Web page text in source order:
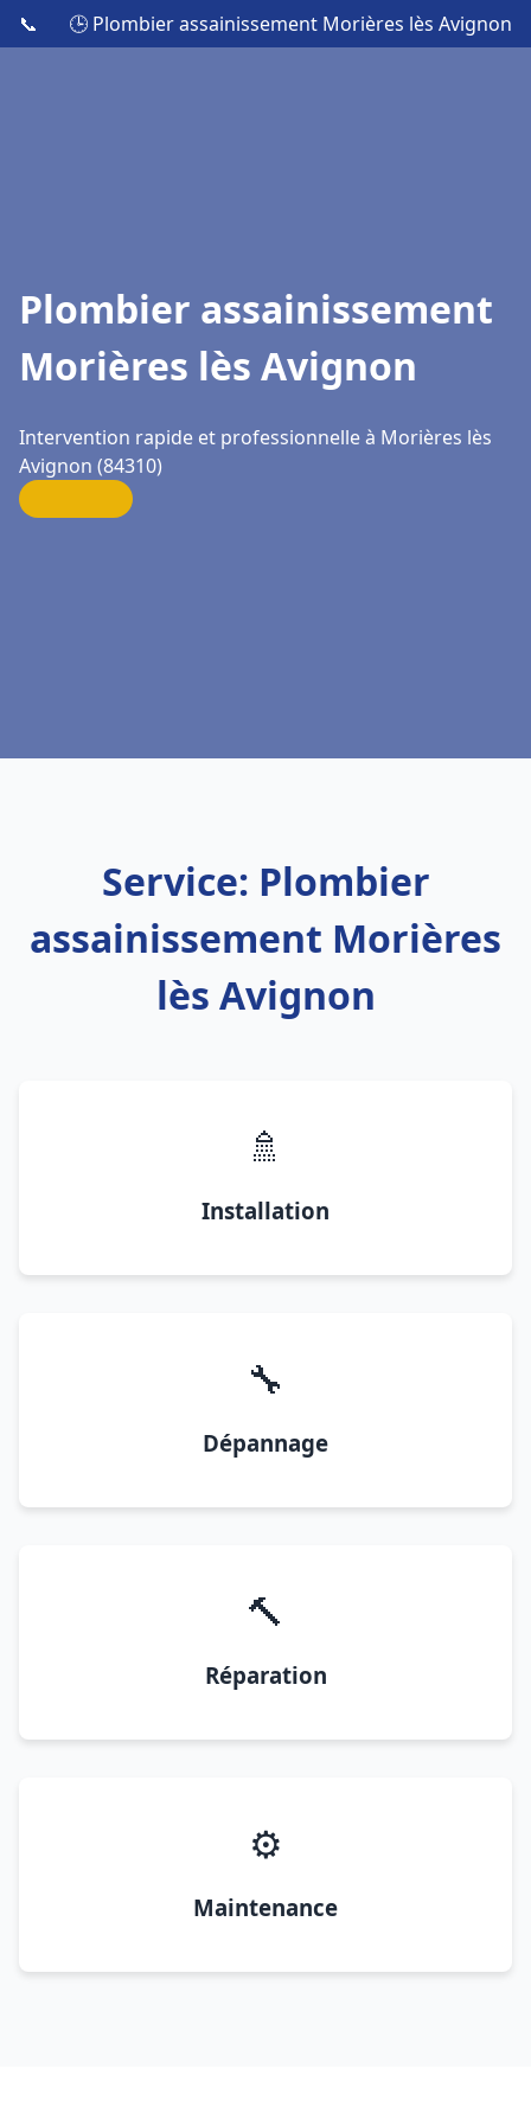
📞 🕒 Plombier assainissement Morières lès Avignon
Plombier assainissement
Morières lès Avignon
Intervention rapide et professionnelle à Morières lès
Avignon (84310)
Service: Plombier
assainissement Morières
lès Avignon
🚿
Installation
🔧
Dépannage
🔨
Réparation
⚙️
Maintenance